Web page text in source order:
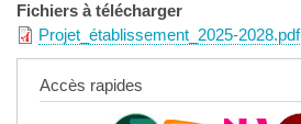
Fichiers à télécharger
Projet_établissement_2025-2028.pdf
Accès rapides